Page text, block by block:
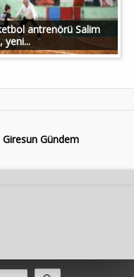
antrenörü Salim
yeni...
Giresun Gündem